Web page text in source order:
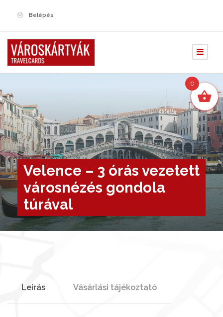
Belépés
Velence – 3 órás vezetett
városnézés gondola
túrával
Leírás Vásárlási tájékoztató
0